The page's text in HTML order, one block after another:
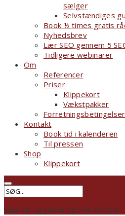
sælger
Selvstændiges
Book ½ times gratis
Nyhedsbrev
Lær SEO gennem 5
Tidligere webinarer
Om
Referencer
Priser
Klippekort
Vækstpakker
Forretningsbetingelser
Kontakt
Book tid i kalenderen
Til pressen
Shop
Klippekort
Skriv dit søgeord og tryk ENTER